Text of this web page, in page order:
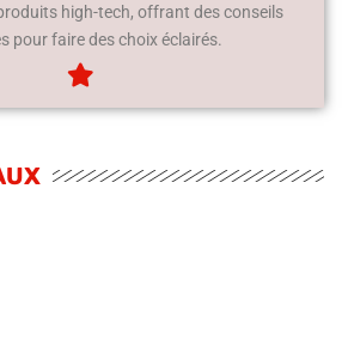
high-tech, offrant des conseils
pour faire des choix éclairés.